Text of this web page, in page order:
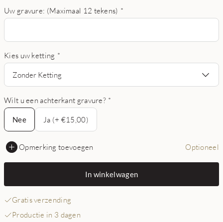
Uw gravure: (Maximaal 12 tekens) *
Kies uw ketting *
Zonder Ketting
Wilt u een achterkant gravure? *
Nee
Nee
Ja (+ €15,00)
Opmerking toevoegen Optioneel
In winkelwagen
Gratis verzending
Productie in 3 dagen